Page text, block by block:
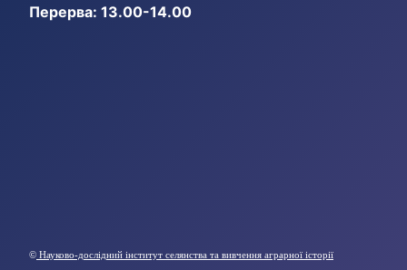
Перерва: 13.00-14.00
© Науково-дослідний інститут селянства та вивчення аграрної історії